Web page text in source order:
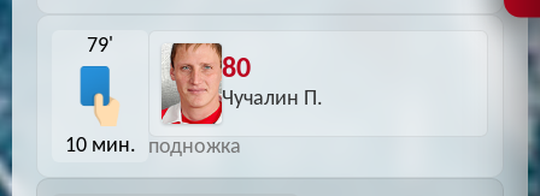
79'
10 мин.
80
Чучалин П.
подножка